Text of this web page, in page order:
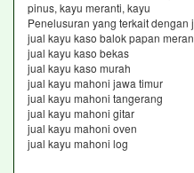
pinus, kayu meranti, kayu
Penelusuran yang terkait dengan
jual kayu kaso balok papan
jual kayu kaso bekas
jual kayu kaso murah
jual kayu mahoni jawa timur
jual kayu mahoni tangerang
jual kayu mahoni gitar
jual kayu mahoni oven
jual kayu mahoni log